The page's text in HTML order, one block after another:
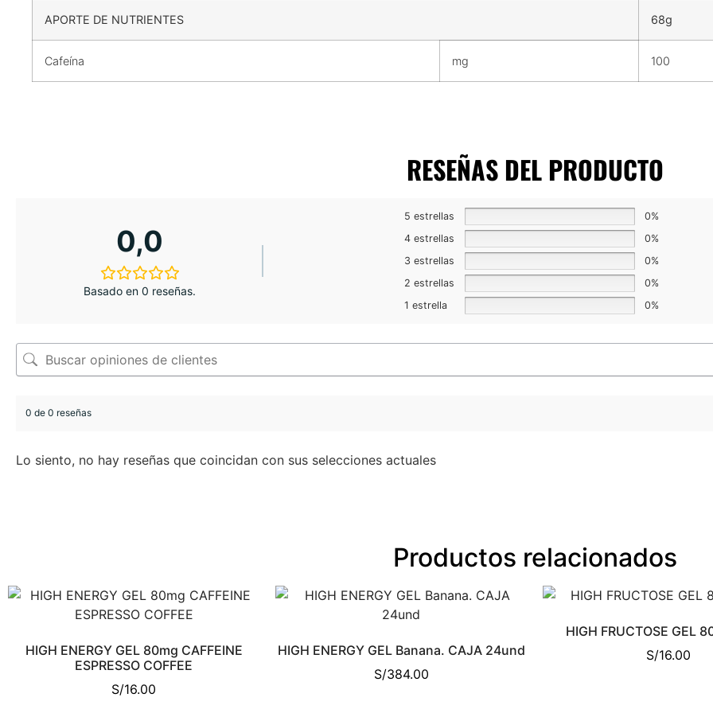
APORTE DE NUTRIENTES 68g
Cafeína mg 100
RESEÑAS DEL PRODUCTO
0,0
Basado en 0 reseñas.
5 estrellas
0%
4 estrellas
0%
3 estrellas
0%
2 estrellas
0%
1 estrella
0%
0 de 0 reseñas
Lo siento, no hay reseñas que coincidan con sus selecciones actuales
Productos relacionados
HIGH ENERGY GEL 80mg CAFFEINE
ESPRESSO COFFEE
S/16.00
HIGH ENERGY GEL Banana. CAJA 24und
S/384.00
HIGH FRUCTOSE GEL
S/16.00